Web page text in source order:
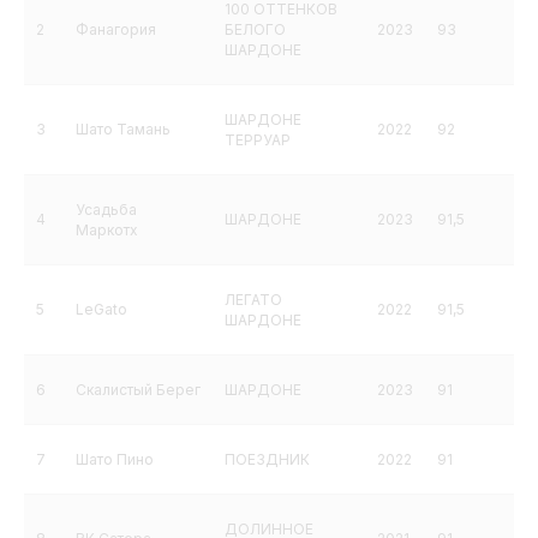
2 Фанагория
100 ОТТЕНКОВ
БЕЛОГО
ШАРДОНЕ
2023 93
3 Шато Тамань
ШАРДОНЕ
ТЕРРУАР
2022 92
4
Усадьба
Маркотх
ШАРДОНЕ 2023 91,5
5 LeGato
ЛЕГАТО
ШАРДОНЕ
2022 91,5
6 Скалистый Берег ШАРДОНЕ 2023 91
7 Шато Пино ПОЕЗДНИК 2022 91
ДОЛИННОЕ